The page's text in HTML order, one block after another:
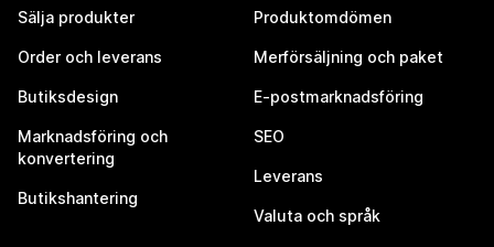
Sälja produkter
Order och leverans
Butiksdesign
Marknadsföring och
konvertering
Butikshantering
Produktomdömen
Merförsäljning och paket
E-postmarknadsföring
SEO
Leverans
Valuta och språk